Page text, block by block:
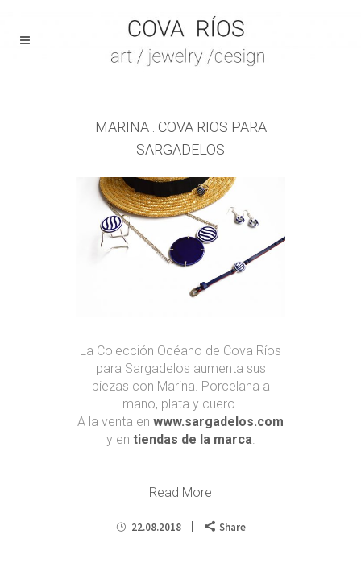
MARINA . COVA RIOS PARA
SARGADELOS
La Colección Océano de Cova Ríos
para Sargadelos aumenta sus
piezas con Marina. Porcelana a
mano, plata y cuero.
A la venta en www.sargadelos.com
y en tiendas de la marca.
Read More
22.08.2018 Share